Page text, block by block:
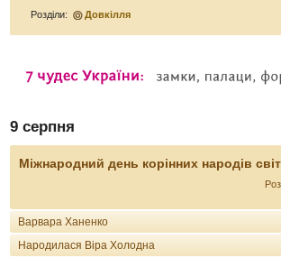
Розділи: Довкілля
9 серпня
Міжнародний день корінних народів
Варвара Ханенко
Народилася Віра Холодна